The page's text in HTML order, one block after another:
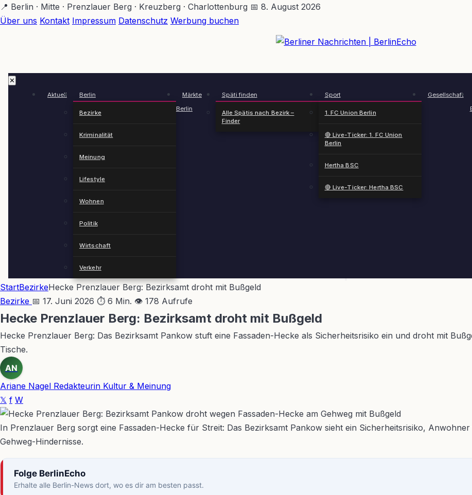
Zum
Hauptinhalt
📍 Berlin · Mitte · Prenzlauer Berg · Kreuzberg · Charlottenburg 📅 8. August 2026
Über uns Kontakt Impressum Datenschutz Werbung buchen
✕
Aktuell Berlin
Bezirke
Kriminalität
Meinung
Lifestyle
Wohnen
Politik
Wirtschaft
Verkehr
Märkte
Berlin
Späti finden
Alle Spätis nach Bezirk –
Finder
Sport
1. FC Union Berlin
🔴 Live-Ticker: 1. FC Union
Berlin
Hertha BSC
🔴 Live-Ticker: Hertha BSC
Gesellschaft
StartBezirkeHecke Prenzlauer Berg: Bezirksamt droht mit Bußgeld
Bezirke 📅 17. Juni 2026 ⏱ 6 Min. 👁 178 Aufrufe
Hecke Prenzlauer Berg: Bezirksamt droht mit Bußgeld
Hecke Prenzlauer Berg: Das Bezirksamt Pankow stuft eine Fassaden-Hecke als Sicherheitsrisiko ein und droht mit
Tische.
AN
Ariane Nagel Redakteurin Kultur & Meinung
𝕏 f W
In Prenzlauer Berg sorgt eine Fassaden-Hecke für Streit: Das Bezirksamt Pankow sieht ein Sicherheitsrisiko,
Gehweg-Hindernisse.
Folge BerlinEcho
Erhalte alle Berlin-News dort, wo es dir am besten passt.